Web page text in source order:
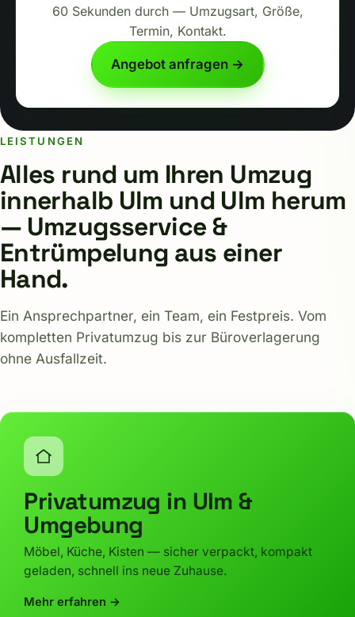
60 Sekunden durch — Umzugsart, Größe,
Termin, Kontakt.
Angebot anfragen →
LEISTUNGEN
Alles rund um Ihren Umzug
innerhalb Ulm und Ulm herum
— Umzugsservice &
Entrümpelung aus einer
Hand.
Ein Ansprechpartner, ein Team, ein Festpreis. Vom
kompletten Privatumzug bis zur Büroverlagerung
ohne Ausfallzeit.
Privatumzug in Ulm &
Umgebung
Möbel, Küche, Kisten — sicher verpackt, kompakt
geladen, schnell ins neue Zuhause.
Mehr erfahren →